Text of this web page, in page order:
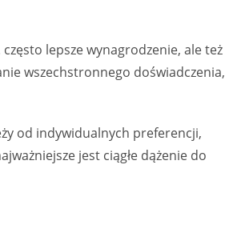
lepsze wynagrodzenie, ale też
wszechstronnego doświadczenia,
od indywidualnych preferencji,
jest ciągłe dążenie do